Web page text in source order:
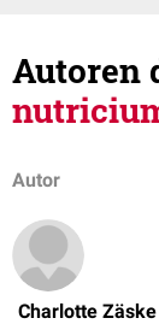
Autoren
Autor
Charlotte Zäske